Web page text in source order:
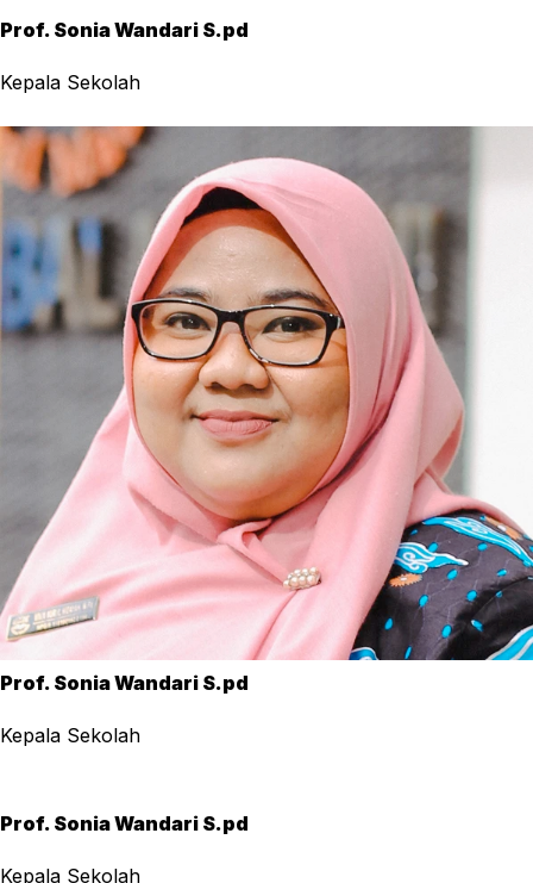
Prof. Sonia Wandari S.pd
Kepala Sekolah
Prof. Sonia Wandari S.pd
Kepala Sekolah
Prof. Sonia Wandari S.pd
Kepala Sekolah